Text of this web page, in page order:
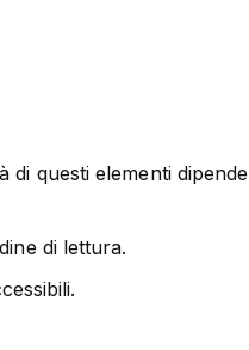
di questi elementi dipende
di lettura.